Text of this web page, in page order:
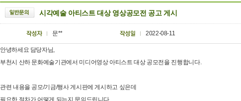
시각예술 아티스트 대상 영상공모전 공고 게시
문** 2022-08-11
안녕하세요 담당자님,
부천시 산하 문화예술기관에서 미디어영상 아티스트 대상 공모전을 진행합니다.
관련 내용을 공모/기금/행사 게시판에 게시하고 싶은데
필요한 절차가 어떻게 되는지 문의드립니다.